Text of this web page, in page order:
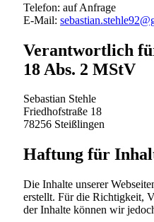
Telefon: auf Anfrage
E-Mail:
Verantwortlich
18 Abs. 2 MStV
Sebastian Stehle
Friedhofstraße 18
78256 Steißlingen
Haftung für
Die Inhalte unserer
erstellt. Für die Richtigkeit,
der Inhalte können wir